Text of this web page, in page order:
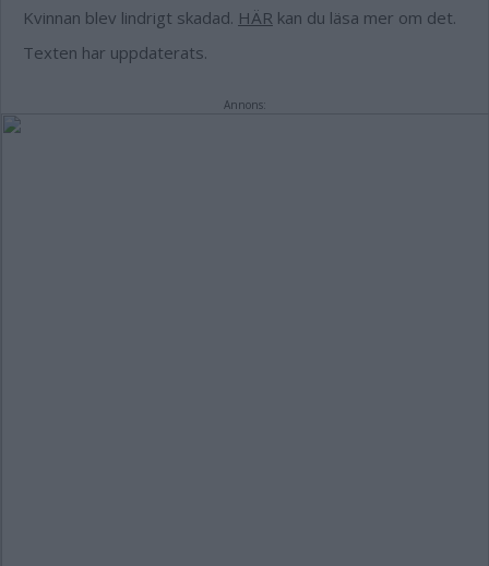
Kvinnan blev lindrigt skadad. HÄR kan du läsa mer om det.
Texten har uppdaterats.
Annons: